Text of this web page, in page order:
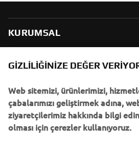
KURUMSAL
B2B
DAHA FAZLA YAMAHA
DESTEK
GIZLILIĞINIZE DEĞER
Web sitemizi, ürünlerimizi,
çabalarımızı geliştirmek adına,
ziyaretçilerimiz hakkında bilgi
olması için çerezler kullanıyoruz.